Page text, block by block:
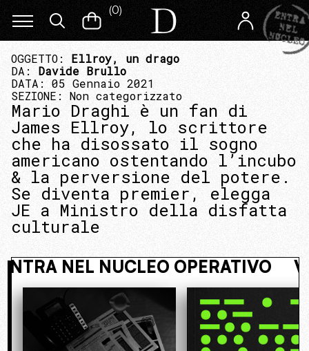
(0)
OGGETTO: Ellroy, un drago
DA: Davide Brullo
DATA: 05 Gennaio 2021
SEZIONE: Non categorizzato
Mario Draghi è un fan di
James Ellroy, lo scrittore
che ha disossato il sogno
americano ostentando l’incubo
& la perversione del potere.
Se diventa premier, elegga
JE a Ministro della disfatta
culturale
ENTRA NEL NUCLEO